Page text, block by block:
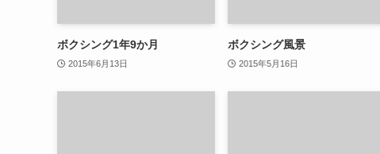
ボクシング1年9か月
2015年6月13日
ボクシング風景
2015年5月16日